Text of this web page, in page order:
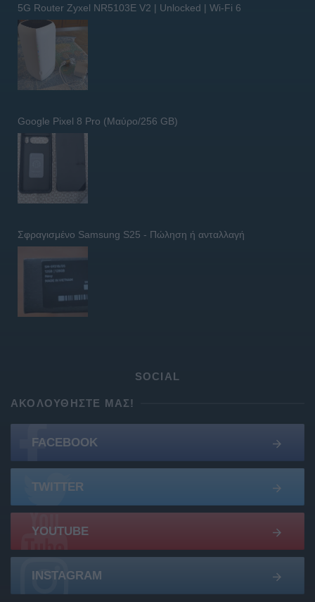
5G Router Zyxel NR5103E V2 | Unlocked | Wi-Fi 6
Google Pixel 8 Pro (Μαύρο/256 GB)
Σφραγισμένο Samsung S25 - Πώληση ή ανταλλαγή
SOCIAL
ΑΚΟΛΟΥΘΉΣΤΕ ΜΑΣ!
FACEBOOK
TWITTER
YOUTUBE
INSTAGRAM